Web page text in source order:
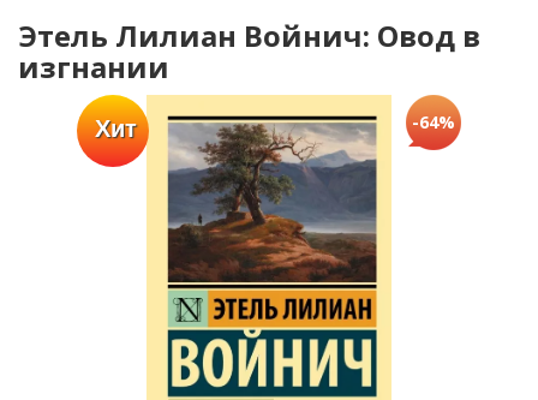
Этель Лилиан Войнич: Овод в
изгнании
Хит -64%